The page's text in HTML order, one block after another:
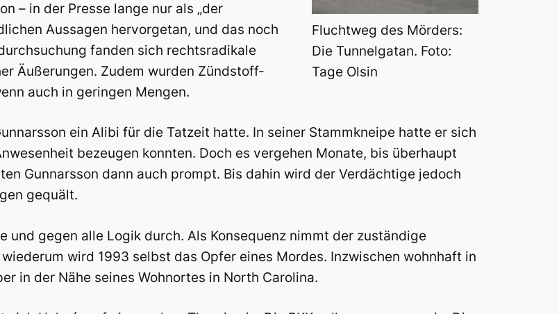
Fluchtweg des Mörders:
Die Tunnelgatan. Foto:
Tage Olsin
– in der Presse lange nur als „der
Aussagen hervorgetan, und das noch
fanden sich rechtsradikale
Äußerungen. Zudem wurden Zündstoff-
auch in geringen Mengen.
ein Alibi für die Tatzeit hatte. In seiner Stammkneipe hatte er sich
bezeugen konnten. Doch es vergehen Monate, bis überhaupt
Gunnarsson dann auch prompt. Bis dahin wird der Verdächtige jedoch
gequält.
und gegen alle Logik durch. Als Konsequenz nimmt der zuständige
wird 1993 selbst das Opfer eines Mordes. Inzwischen wohnhaft in
in der Nähe seines Wohnortes in North Carolina.